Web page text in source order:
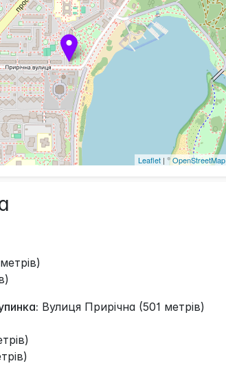
Leaflet | ©OpenStreetMap
Вулиця Прирічна (501 метрів)